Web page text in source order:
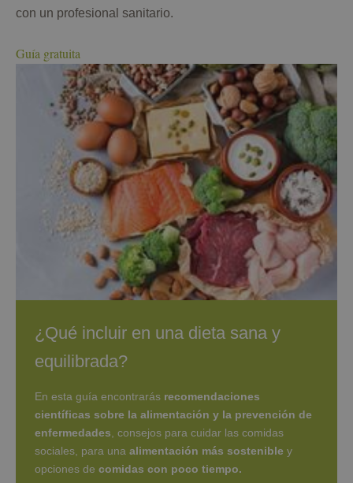
con un profesional sanitario.
Guía gratuita
¿Qué incluir en una dieta sana y
equilibrada?
En esta guía encontrarás recomendaciones
científicas sobre la alimentación y la prevención de
enfermedades , consejos para cuidar las comidas
sociales, para una alimentación más sostenible y
opciones de comidas con poco tiempo.